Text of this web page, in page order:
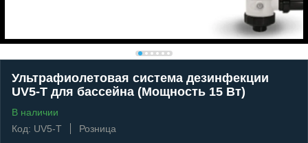
Ультрафиолетовая система дезинфекции
UV5-T для бассейна (Мощность 15 Вт)
В наличии
Код: UV5-T
Розница